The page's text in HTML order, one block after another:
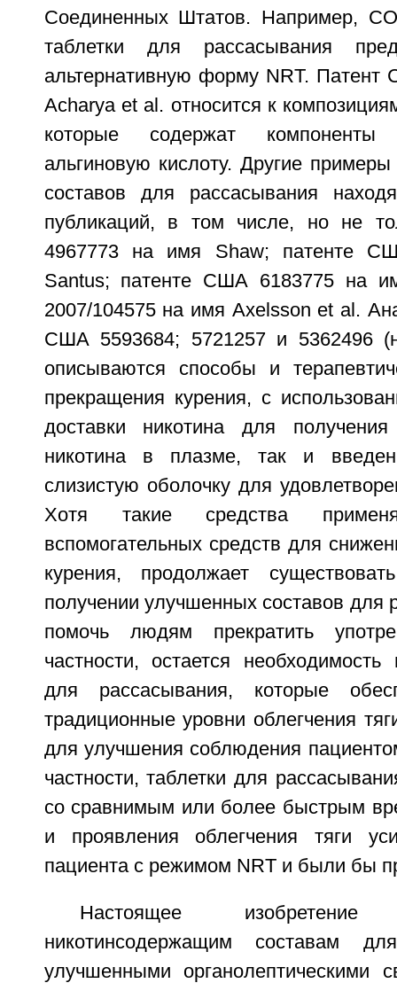
Соединенных Штатов. Например,
таблетки для рассасывания
альтернативную форму NRT.
Acharya et al. относится к
которые содержат
альгиновую кислоту. Другие
составов для рассасывания
публикаций, в том числе, но не
4967773 на имя Shaw; патенте
Santus; патенте США 6183775 на
2007/104575 на имя Axelsson et al.
США 5593684; 5721257 и 5362496
описываются способы и
прекращения курения, с
доставки никотина для
никотина в плазме, так и
слизистую оболочку для
Хотя такие средства
вспомогательных средств для
курения, продолжает
получении улучшенных составов для
помочь людям прекратить
частности, остается
для рассасывания, которые
традиционные уровни облегчения
для улучшения соблюдения
частности, таблетки для
со сравнимым или более быстрым
и проявления облегчения тяги
пациента с режимом NRT и были бы
Настоящее
никотинсодержащим составам
улучшенными органолептическими